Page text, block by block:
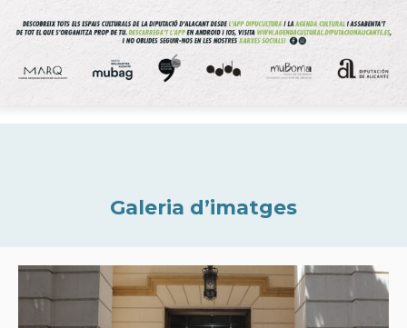
Galeria d’imatges